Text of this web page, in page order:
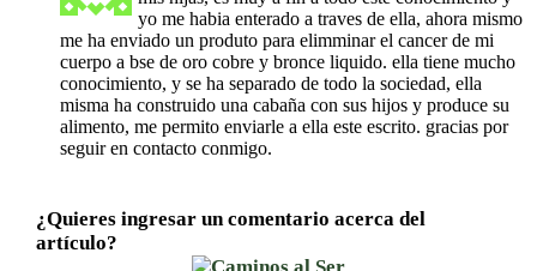
yo me habia enterado a traves de ella, ahora mismo
me ha enviado un produto para elimminar el cancer de mi
cuerpo a bse de oro cobre y bronce liquido. ella tiene mucho
conocimiento, y se ha separado de todo la sociedad, ella
misma ha construido una cabaña con sus hijos y produce su
alimento, me permito enviarle a ella este escrito. gracias por
seguir en contacto conmigo.
¿Quieres ingresar un comentario acerca del
artículo?